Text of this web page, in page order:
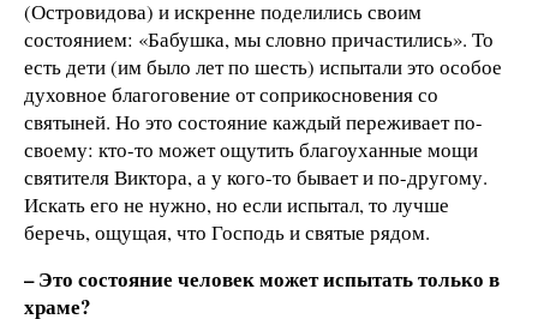
(Островидова) и искренне поделились своим
состоянием: «Бабушка, мы словно причастились». То
есть дети (им было лет по шесть) испытали это особое
духовное благоговение от соприкосновения со
святыней. Но это состояние каждый переживает по-
своему: кто-то может ощутить благоуханные мощи
святителя Виктора, а у кого-то бывает и по-другому.
Искать его не нужно, но если испытал, то лучше
беречь, ощущая, что Господь и святые рядом.
– Это состояние человек может испытать только в
храме?